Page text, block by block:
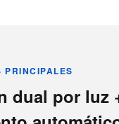
PRINCIPALES
dual por luz